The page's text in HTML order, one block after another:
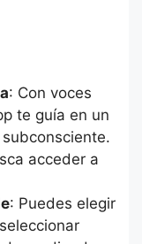
: Con voces
te guía en un
acceder a
: Puedes elegir